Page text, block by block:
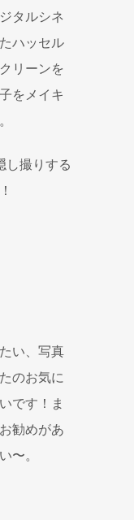
タルシネ
ハッセル
リーンを
をメイキ
し撮りする
い、写真
のお気に
です！ま
勧めがあ
〜。